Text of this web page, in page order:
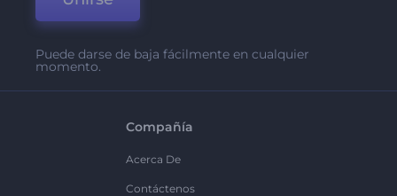
Puede darse de baja fácilmente en cualquier
momento.
Compañía
Acerca De
Contáctenos